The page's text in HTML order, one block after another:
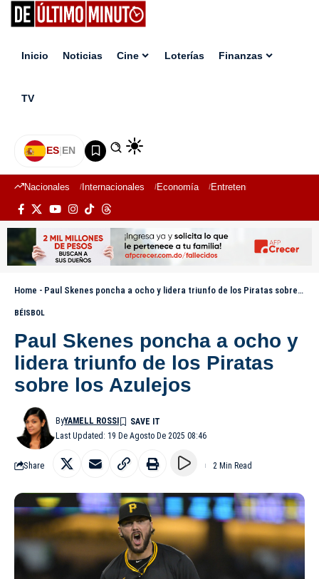
Inicio Noticias Cine Loterías Finanzas
TV
ES|EN
Nacionales Internacionales Economía Entretenimiento
Home - Paul Skenes poncha a ocho y lidera triunfo de los Piratas sobre los Azulejos
BÉISBOL
Paul Skenes poncha a ocho y
lidera triunfo de los Piratas
sobre los Azulejos
Last Updated: 19 De Agosto De 2025 08:46
ByYAMELL ROSSI
Share 2 Min Read